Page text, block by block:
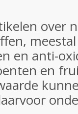
over
en anti-
en